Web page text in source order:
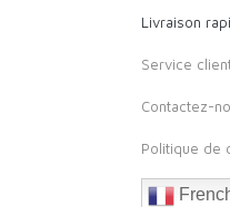
Livraison
Service
Contactez-
Politique de